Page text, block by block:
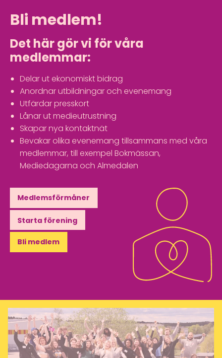
Bli medlem!
Det här gör vi för våra
medlemmar:
Delar ut ekonomiskt bidrag
Anordnar utbildningar och evenemang
Utfärdar presskort
Lånar ut medieutrustning
Skapar nya kontaktnät
Bevakar olika evenemang tillsammans med våra
medlemmar, till exempel Bokmässan,
Mediedagarna och Almedalen
Medlemsförmåner
Starta förening
Bli medlem